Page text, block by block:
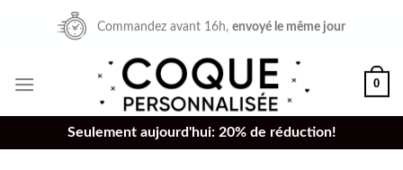
Commandez avant 16h,envoyé le même jour
0
Seulement aujourd'hui: 20% de réduction!